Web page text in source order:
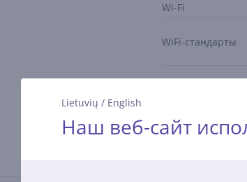
Lietuvių / English
Наш веб-сайт
Wi-Fi
WiFi-стандарты